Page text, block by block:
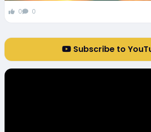
0 0
Subscribe to